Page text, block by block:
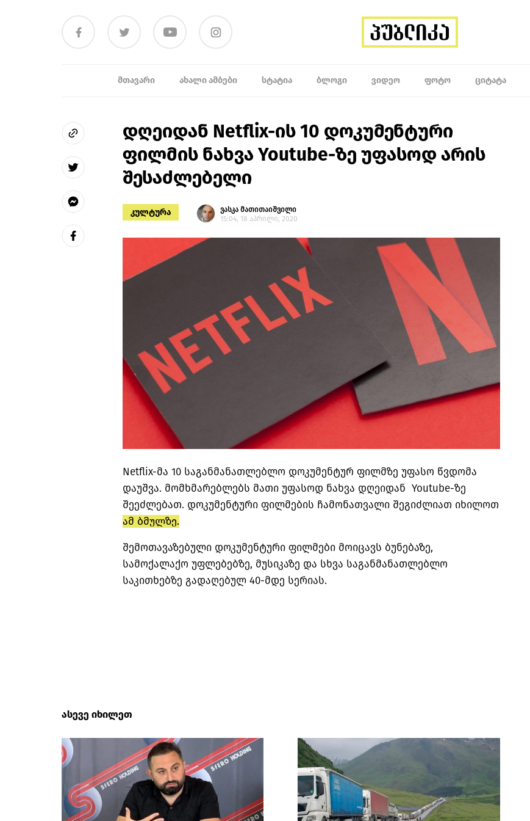
ᲛᲗᲐᲕᲐᲠᲘ ᲐᲮᲐᲚᲘ ᲐᲛᲑᲔᲑᲘ ᲡᲢᲐᲢᲘᲐ ᲑᲚᲝᲒᲘ ᲕᲘᲓᲔᲝ ᲤᲝᲢᲝ ᲪᲘᲢᲐᲢᲐ
დღეიდან Netflix-ის 10 დოკუმენტური
ფილმის ნახვა Youtube-ზე უფასოდ არის
შესაძლებელი
კულტურა
ვასკა მათითაიშვილი
15:04, 18 აპრილი, 2020
Netflix-მა 10 საგანმანათლებლო დოკუმენტურ ფილმზე უფასო წვდომა
დაუშვა. მომხმარებლებს მათი უფასოდ ნახვა დღეიდან Youtube-ზე
შეეძლებათ. დოკუმენტური ფილმების ჩამონათვალი შეგიძლიათ იხილოთ
ამ ბმულზე.
შემოთავაზებული დოკუმენტური ფილმები მოიცავს ბუნებაზე,
სამოქალაქო უფლებებზე, მუსიკაზე და სხვა საგანმანათლებლო
საკითხებზე გადაღებულ 40-მდე სერიას.
ასევე იხილეთ